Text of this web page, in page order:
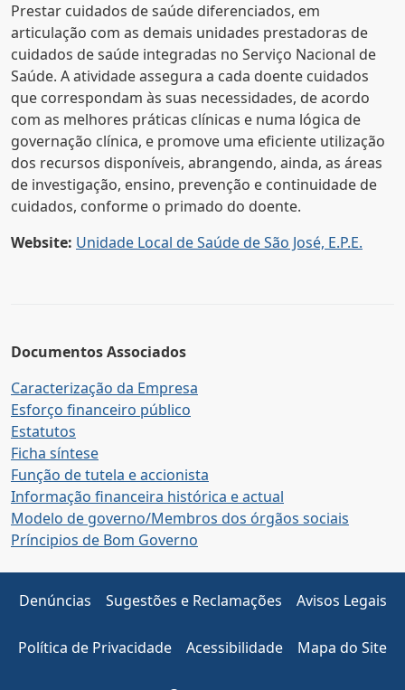
Prestar cuidados de saúde diferenciados, em
articulação com as demais unidades prestadoras de
cuidados de saúde integradas no Serviço Nacional de
Saúde. A atividade assegura a cada doente cuidados
que correspondam às suas necessidades, de acordo
com as melhores práticas clínicas e numa lógica de
governação clínica, e promove uma eficiente utilização
dos recursos disponíveis, abrangendo, ainda, as áreas
de investigação, ensino, prevenção e continuidade de
cuidados, conforme o primado do doente.
Website: Unidade Local de Saúde de São José, E.P.E.
Documentos Associados
Caracterização da Empresa
Esforço financeiro público
Estatutos
Ficha síntese
Função de tutela e accionista
Informação financeira histórica e actual
Modelo de governo/Membros dos órgãos sociais
Príncipios de Bom Governo
Denúncias Sugestões e Reclamações Avisos Legais
Política de Privacidade Acessibilidade Mapa do Site